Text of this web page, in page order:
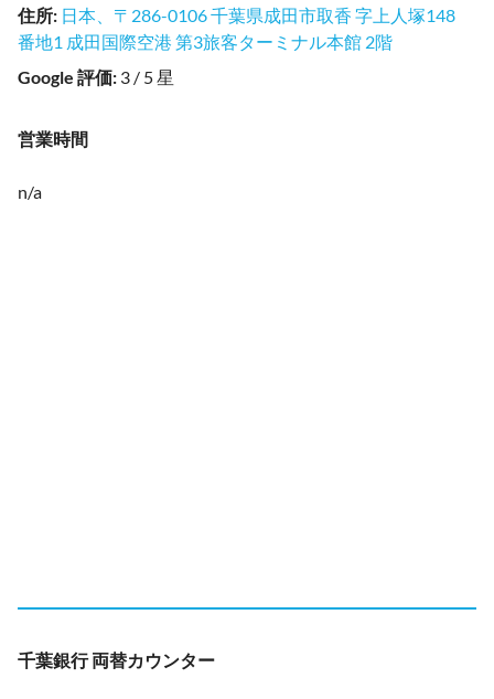
住所: 日本、〒286-0106 千葉県成田市取香 字上人塚148
番地1 成田国際空港 第3旅客ターミナル本館 2階
Google 評価: 3 / 5 星
営業時間
n/a
千葉銀行 両替カウンター